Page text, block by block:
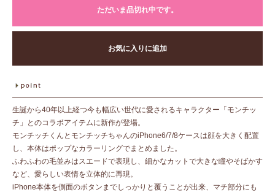
ただいま品切れ中です。
お気に入りに追加
生誕から40年以上経つ今も幅広い世代に愛されるキャラクター「モンチッ
チ」とのコラボアイテムに新作が登場。
モンチッチくんとモンチッチちゃんのiPhone6/7/8ケースは顔を大きく配置
し、本体はポップなカラーリングでまとめました。
ふわふわの毛並みはスエードで表現し、細かなカットで大きな瞳やそばかす
など、愛らしい表情を立体的に再現。
iPhone本体を側面のボタンまでしっかりと覆うことが出来、マチ部分にも